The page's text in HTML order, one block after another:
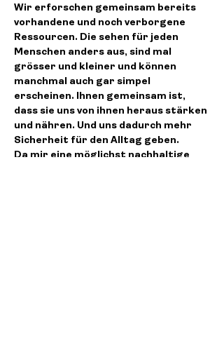
Wir erforschen gemeinsam bereits
vorhandene und noch verborgene
Ressourcen. Die sehen für jeden
Menschen anders aus, sind mal
grösser und kleiner und können
manchmal auch gar simpel
erscheinen. Ihnen gemeinsam ist,
dass sie uns von ihnen heraus stärken
und nähren. Und uns dadurch mehr
Sicherheit für den Alltag geben.
Da mir eine möglichst nachhaltige